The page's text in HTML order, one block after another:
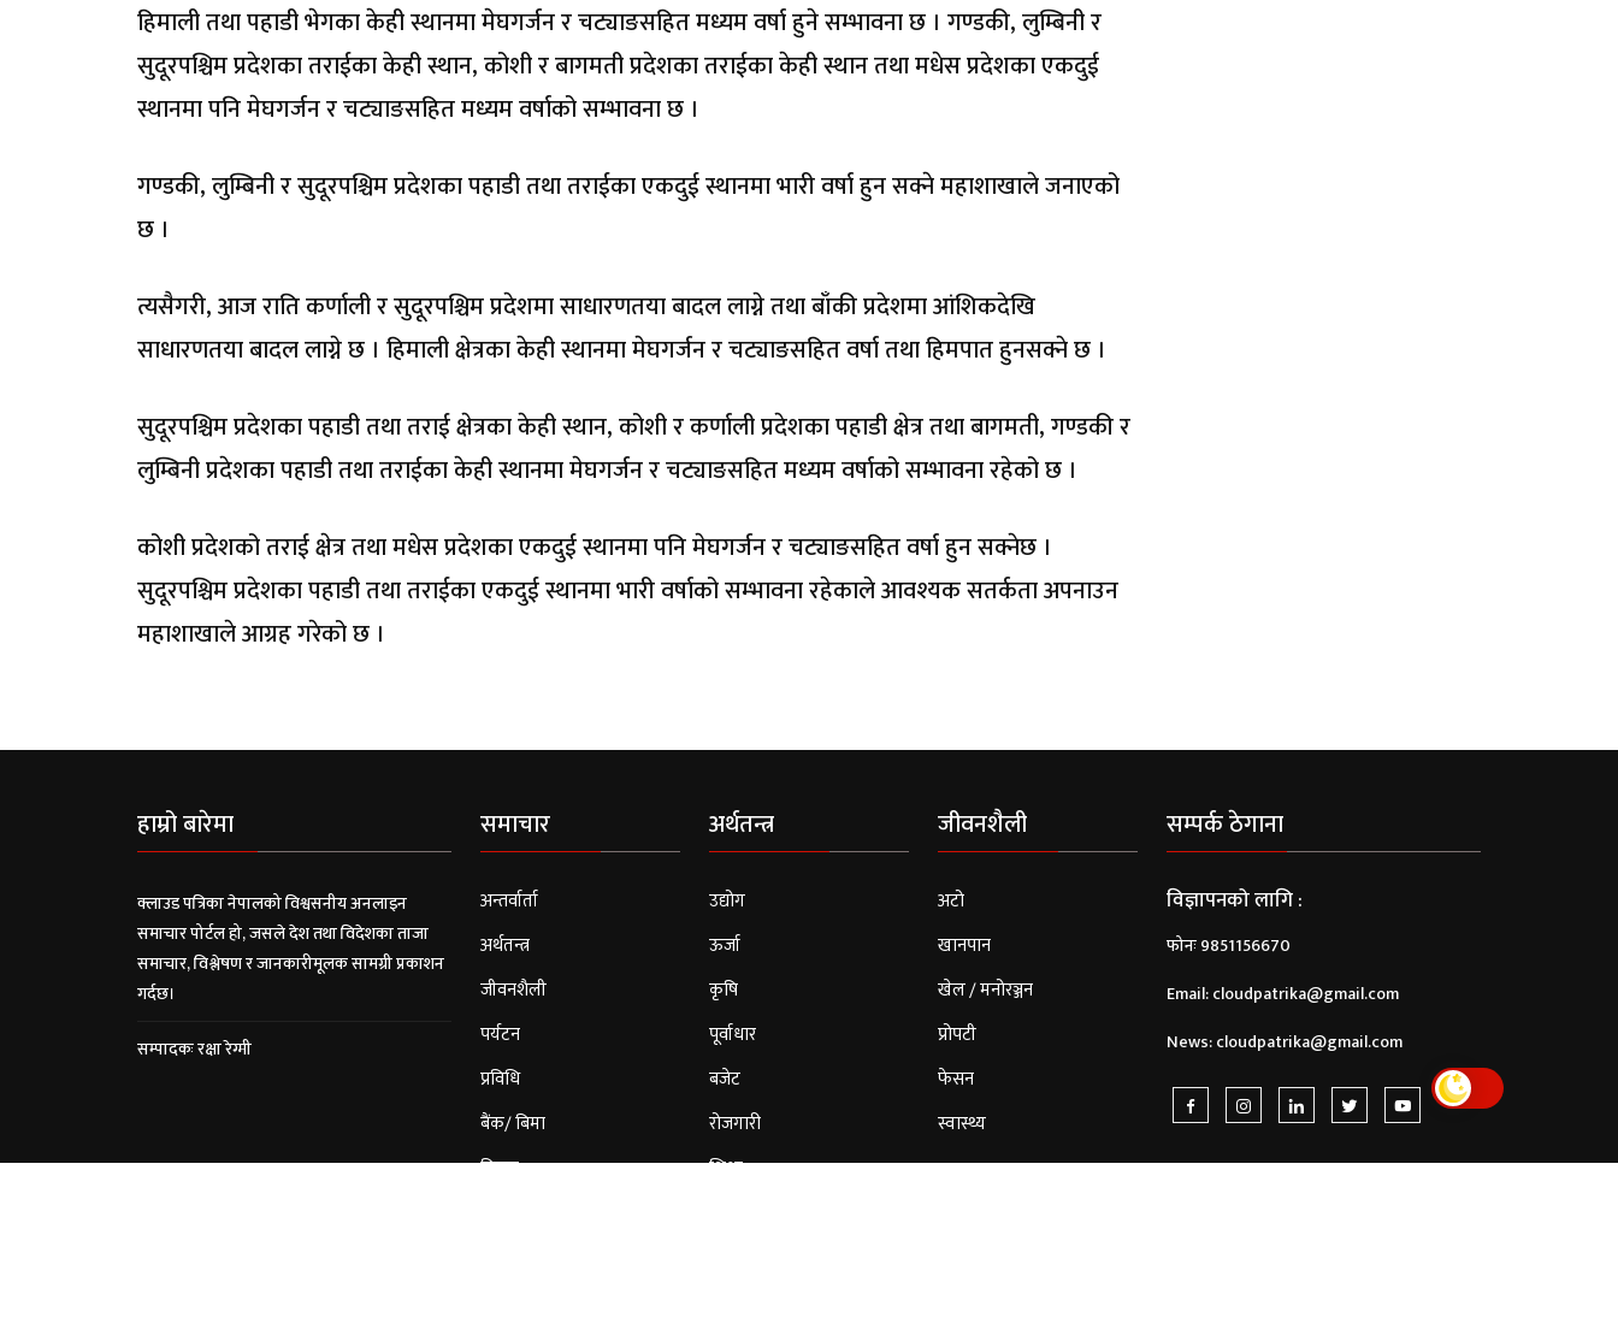
हिमाली तथा पहाडी भेगका केही स्थानमा मेघगर्जन र चट्याङसहित मध्यम वर्षा हुने सम्भावना छ । गण्डकी, लुम्बिनी र
सुदूरपश्चिम प्रदेशका तराईका केही स्थान, कोशी र बागमती प्रदेशका तराईका केही स्थान तथा मधेस प्रदेशका एकदुई
स्थानमा पनि मेघगर्जन र चट्याङसहित मध्यम वर्षाको सम्भावना छ ।
गण्डकी, लुम्बिनी र सुदूरपश्चिम प्रदेशका पहाडी तथा तराईका एकदुई स्थानमा भारी वर्षा हुन सक्ने महाशाखाले जनाएको
छ ।
त्यसैगरी, आज राति कर्णाली र सुदूरपश्चिम प्रदेशमा साधारणतया बादल लाग्ने तथा बाँकी प्रदेशमा आंशिकदेखि
साधारणतया बादल लाग्ने छ । हिमाली क्षेत्रका केही स्थानमा मेघगर्जन र चट्याङसहित वर्षा तथा हिमपात हुनसक्ने छ ।
सुदूरपश्चिम प्रदेशका पहाडी तथा तराई क्षेत्रका केही स्थान, कोशी र कर्णाली प्रदेशका पहाडी क्षेत्र तथा बागमती, गण्डकी र
लुम्बिनी प्रदेशका पहाडी तथा तराईका केही स्थानमा मेघगर्जन र चट्याङसहित मध्यम वर्षाको सम्भावना रहेको छ ।
कोशी प्रदेशको तराई क्षेत्र तथा मधेस प्रदेशका एकदुई स्थानमा पनि मेघगर्जन र चट्याङसहित वर्षा हुन सक्नेछ ।
सुदूरपश्चिम प्रदेशका पहाडी तथा तराईका एकदुई स्थानमा भारी वर्षाको सम्भावना रहेकाले आवश्यक सतर्कता अपनाउन
महाशाखाले आग्रह गरेको छ ।
हाम्रो बारेमा
क्लाउड पत्रिका नेपालको विश्वसनीय अनलाइन
समाचार पोर्टल हो, जसले देश तथा विदेशका ताजा
समाचार, विश्लेषण र जानकारीमूलक सामग्री प्रकाशन
गर्दछ।
सम्पादकः रक्षा रेग्मी
समाचार
अन्तर्वार्ता
अर्थतन्त्र
जीवनशैली
पर्यटन
प्रविधि
बैंक/ बिमा
विचार
अर्थतन्त्र
उद्योग
ऊर्जा
कृषि
पूर्वाधार
बजेट
रोजगारी
शिक्षा
जीवनशैली
अटो
खानपान
खेल / मनोरञ्जन
प्रोपटी
फेसन
स्वास्थ्य
सम्पर्क ठेगाना
विज्ञापनको लागि :
फोनः 9851156670
Email:cloudpatrika@gmail.com
News:cloudpatrika@gmail.com